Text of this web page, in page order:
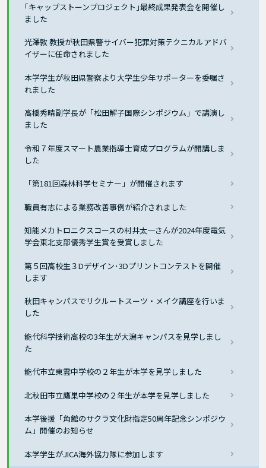
｢キャップストーンプロジェクト｣最終成果発表会を開催し
ました
光澤敦 教授が秋田県警サイバー犯罪対策テクニカルアドバ
イザーに任命されました
本学学生が秋田県警察より大学生少年サポーターを委嘱さ
れました
高橋秀晴副学長が「松田解子国際シンポジウム」で講演し
ました
令和７年度スマート農業指導士育成プログラムが開講しま
した
「第181回森林科学セミナー」が開催されます
職員有志による業務改善事例が紹介されました
知能メカトロニクスコースの村井太一さんが2024年度電気
学会東北支部優秀学生賞を受賞しました
第５回高校生３Dデザイン･3Dプリントコンテストを開催
します
秋田キャンパスでリクルートスーツ・メイク講座を行いま
した
能代科学技術高校の3年生が大潟キャンパスを見学しまし
た
能代市立東雲中学校の２年生が本学を見学しました
北秋田市立鷹巣中学校の２年生が本学を見学しました
本学後援「角館のサクラ文化財指定50周年記念シンポジウ
ム」開催のお知らせ
本学学生がJICA海外協力隊に参加します